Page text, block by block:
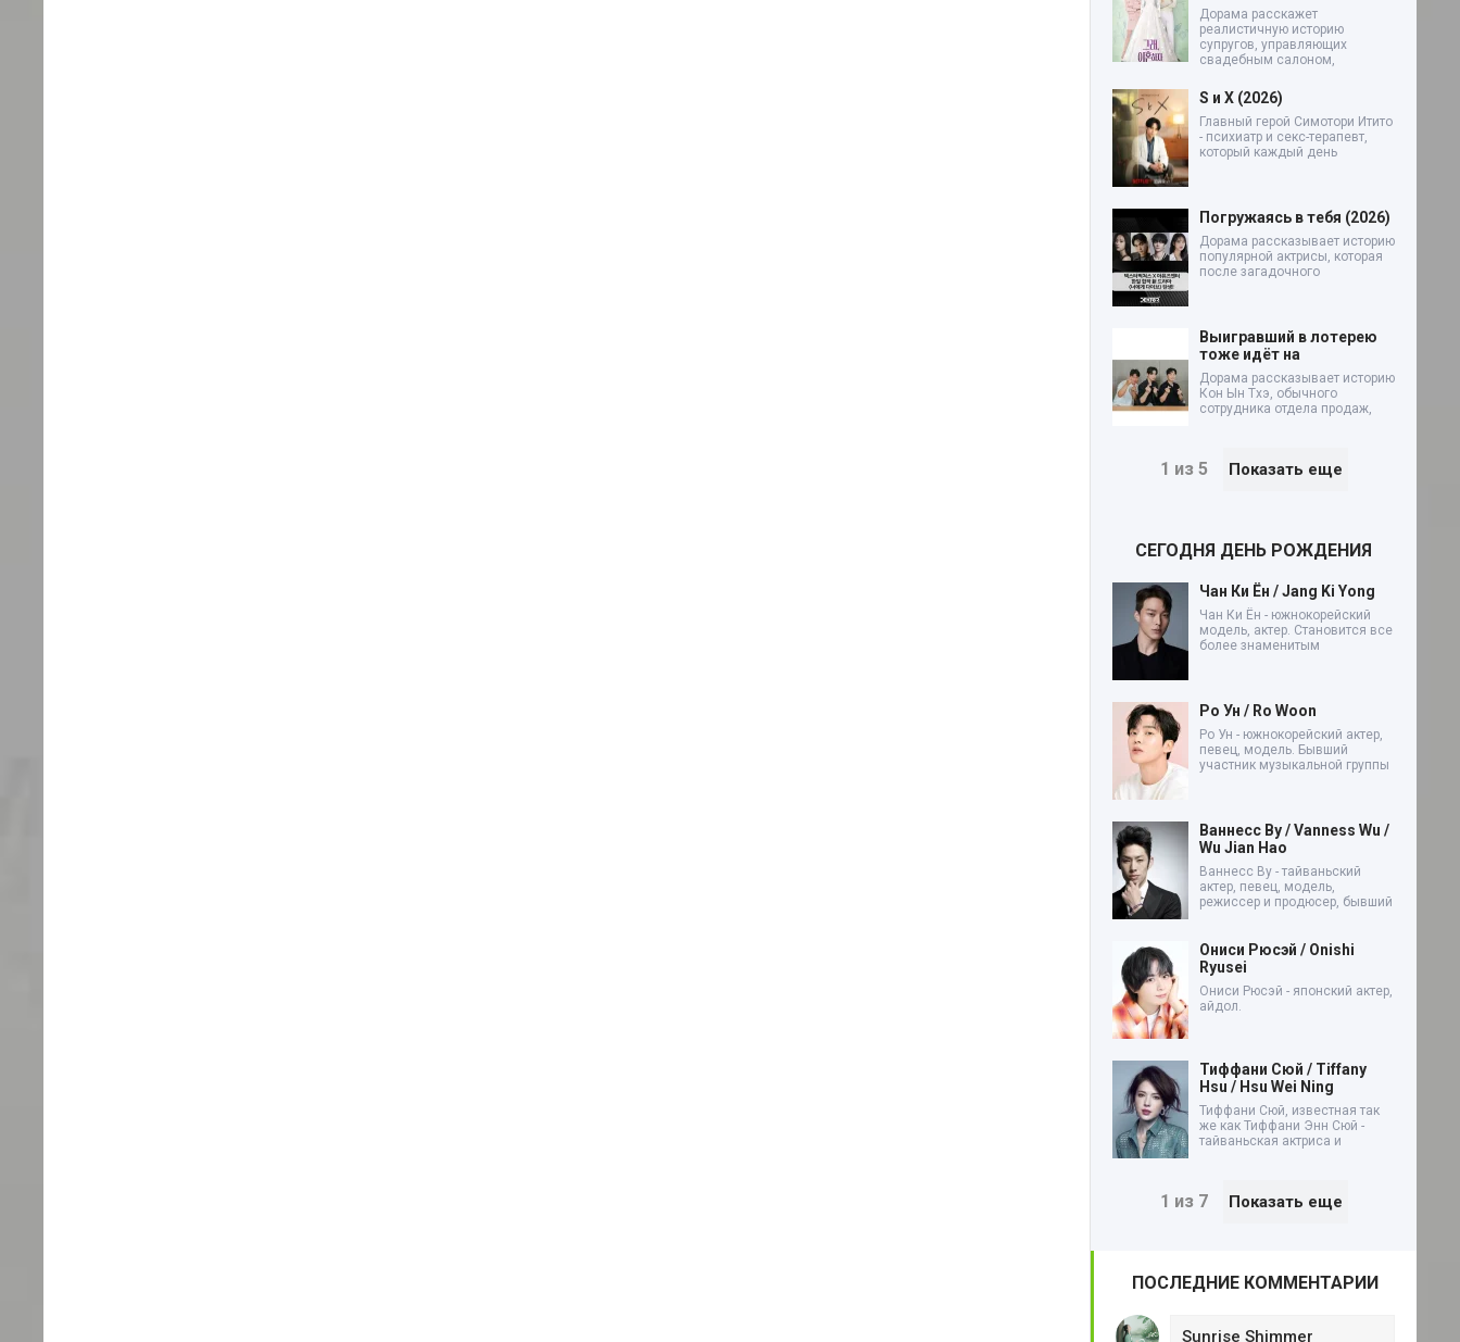
Дорама расскажет
реалистичную историю
супругов, управляющих
свадебным салоном,
S и X (2026)
Главный герой Симотори Итито
- психиатр и секс-терапевт,
который каждый день
Погружаясь в тебя (2026)
Дорама рассказывает историю
популярной актрисы, которая
после загадочного
Выигравший в лотерею
тоже идёт на
Дорама рассказывает историю
Кон Ын Тхэ, обычного
сотрудника отдела продаж,
1 из 5 Показать еще
СЕГОДНЯ ДЕНЬ РОЖДЕНИЯ
Чан Ки Ён / Jang Ki Yong
Чан Ки Ён - южнокорейский
модель, актер. Становится все
более знаменитым
Ро Ун / Ro Woon
Ро Ун - южнокорейский актер,
певец, модель. Бывший
участник музыкальной группы
Ваннесс Ву / Vanness Wu /
Wu Jian Hao
Ваннесс Ву - тайваньский
актер, певец, модель,
режиссер и продюсер, бывший
Ониси Рюсэй / Onishi
Ryusei
Ониси Рюсэй - японский актер,
айдол.
Тиффани Сюй / Tiffany
Hsu / Hsu Wei Ning
Тиффани Сюй, известная так
же как Тиффани Энн Сюй -
тайваньская актриса и
1 из 7 Показать еще
ПОСЛЕДНИЕ КОММЕНТАРИИ
Sunrise Shimmer